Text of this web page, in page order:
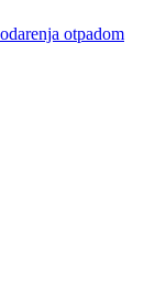
otpadom